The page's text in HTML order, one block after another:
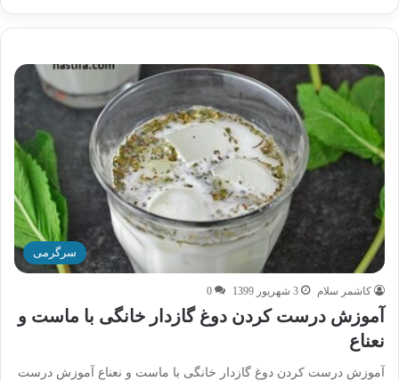
سرگرمی
کاشمر سلام 3 شهریور 1399 0
آموزش درست کردن دوغ گازدار خانگی با ماست و
نعناع
آموزش درست کردن دوغ گازدار خانگی با ماست و نعناع آموزش درست